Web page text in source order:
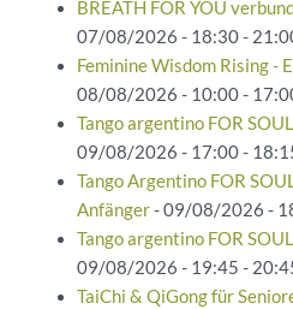
BREATH FOR YOU
07/08/2026 - 18:30 -
Feminine Wisdom Rising -
08/08/2026 - 10:00 -
Tango argentino FOR
09/08/2026 - 17:00 -
Tango Argentino FOR
Anfänger- 09/08/2026 -
Tango argentino FOR
09/08/2026 - 19:45 -
TaiChi & QiGong für